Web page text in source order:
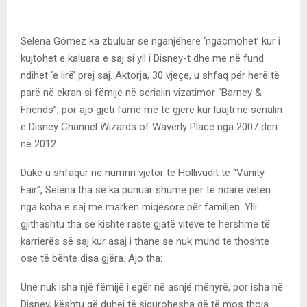
Selena Gomez ka zbuluar se nganjëherë ‘ngacmohet’ kur i
kujtohet e kaluara e saj si yll i Disney-t dhe më në fund
ndihet ‘e lirë’ prej saj. Aktorja, 30 vjeçe, u shfaq për herë të
parë në ekran si fëmijë në serialin vizatimor “Barney &
Friends”, por ajo gjeti famë më të gjerë kur luajti në serialin
e Disney Channel Wizards of Waverly Place nga 2007 deri
në 2012.
Duke u shfaqur në numrin vjetor të Hollivudit të “Vanity
Fair”, Selena tha se ka punuar shumë për të ndarë veten
nga koha e saj me markën miqësore për familjen. Ylli
gjithashtu tha se kishte raste gjatë viteve të hershme të
karrierës së saj kur asaj i thanë se nuk mund të thoshte
ose të bënte disa gjëra. Ajo tha:
Unë nuk isha një fëmijë i egër në asnjë mënyrë, por isha në
Disney, kështu që duhej të sigurohesha që të mos thoja